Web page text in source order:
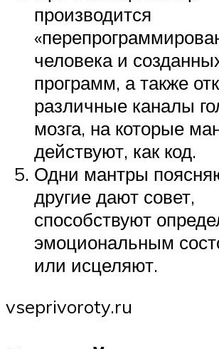
производится
человека и
программ, а также
различные каналы
мозга, на которые
действуют, как код.
Одни мантры
другие дают совет,
способствуют
эмоциональным
или исцеляют.
vseprivoroty.ru